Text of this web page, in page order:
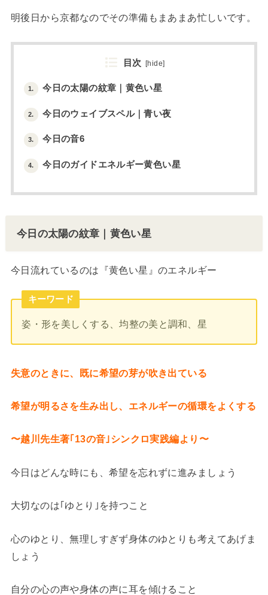
明後日から京都なのでその準備もまあまあ忙しいです。
目次 [hide]
1. 今日の太陽の紋章｜黄色い星
2. 今日のウェイブスペル｜青い夜
3. 今日の音6
4. 今日のガイドエネルギー黄色い星
今日の太陽の紋章｜黄色い星
今日流れているのは『黄色い星』のエネルギー
キーワード
姿・形を美しくする、均整の美と調和、星
失意のときに、既に希望の芽が吹き出ている
希望が明るさを生み出し、エネルギーの循環をよくする
〜越川先生著｢13の音｣シンクロ実践編より〜
今日はどんな時にも、希望を忘れずに進みましょう
大切なのは｢ゆとり｣を持つこと
心のゆとり、無理しすぎず身体のゆとりも考えてあげま
しょう
自分の心の声や身体の声に耳を傾けること